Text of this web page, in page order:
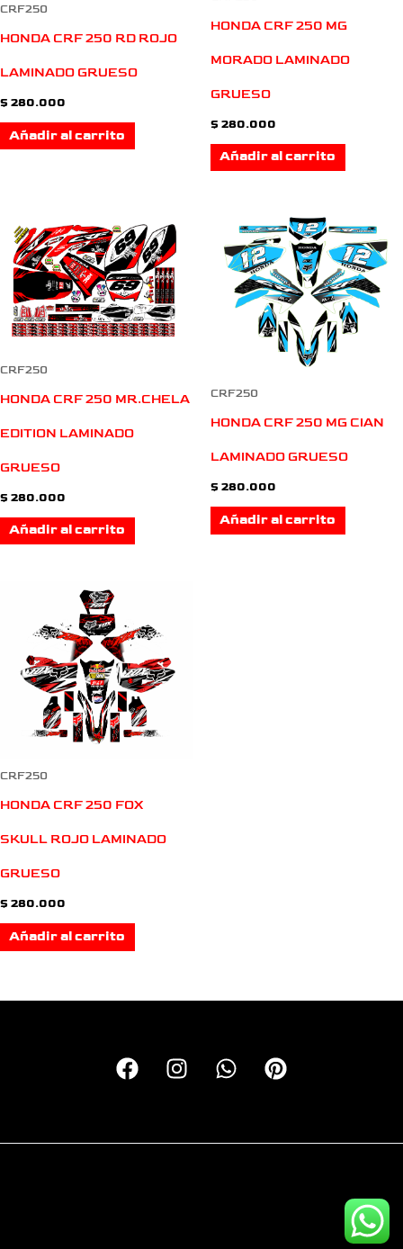
CRF250
HONDA CRF 250 RD ROJO
LAMINADO GRUESO
$ 280.000
Añadir al carrito
HONDA CRF 250 MG
MORADO LAMINADO
GRUESO
$ 280.000
Añadir al carrito
CRF250
HONDA CRF 250 MR.CHELA
EDITION LAMINADO
GRUESO
$ 280.000
Añadir al carrito
CRF250
HONDA CRF 250 MG CIAN
LAMINADO GRUESO
$ 280.000
Añadir al carrito
CRF250
HONDA CRF 250 FOX
SKULL ROJO LAMINADO
GRUESO
$ 280.000
Añadir al carrito